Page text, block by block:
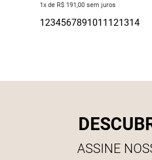
1x de R$ 191,00 sem juros
ASSINE